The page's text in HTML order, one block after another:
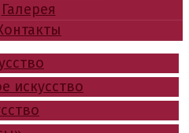
Галерея
искусство